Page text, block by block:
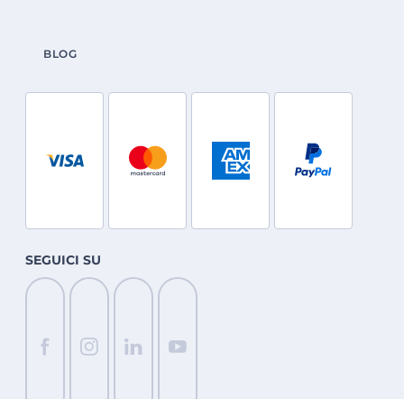
BLOG
SEGUICI SU